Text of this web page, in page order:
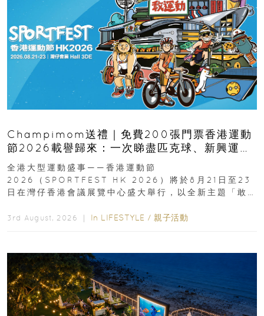
Champimom送禮｜免費200張門票香港運動
節2026載譽歸來：一次睇盡匹克球、新興運
動、街舞比賽＋逾百運動品牌展覽
全港大型運動盛事——香港運動節
2026（SPORTFEST HK 2026）將於8月21日至23
日在灣仔香港會議展覽中心盛大舉行，以全新主題「敢
3rd August, 2026 ｜ In LIFESTYLE / 親子活動